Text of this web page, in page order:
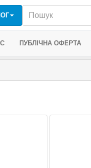
ПУБЛІЧНА ОФЕРТА